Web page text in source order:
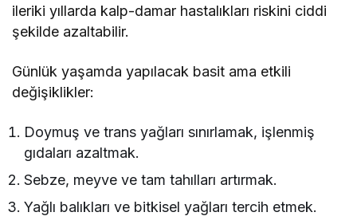
ileriki yıllarda kalp-damar hastalıkları riskini ciddi
şekilde azaltabilir.
Günlük yaşamda yapılacak basit ama etkili
değişiklikler:
Doymuş ve trans yağları sınırlamak, işlenmiş
gıdaları azaltmak.
Sebze, meyve ve tam tahılları artırmak.
Yağlı balıkları ve bitkisel yağları tercih etmek.